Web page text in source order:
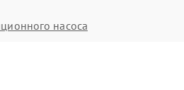
насоса